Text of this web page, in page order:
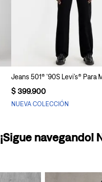
Agregar al carrito
Jeans 501® '90S Levi’s® Para
$ 399.900
NUEVA COLECCIÓN
¡Sigue navegando!